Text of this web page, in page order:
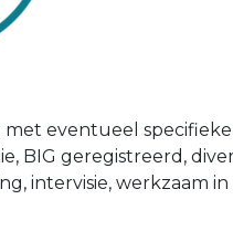
met eventueel specifieke
BIG geregistreerd,
intervisie, werkzaam in